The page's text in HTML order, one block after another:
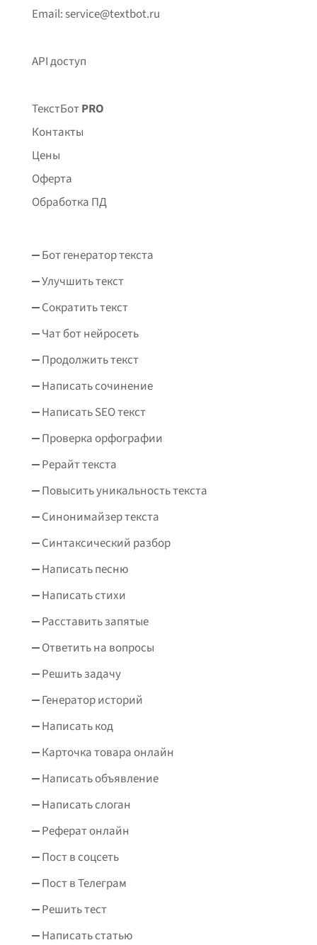
Email: service@textbot.ru
API доступ
ТекстБотPRO
Контакты
Цены
Оферта
Обработка ПД
Бот генератор текста
Улучшить текст
Сократить текст
Чат бот нейросеть
Продолжить текст
Написать сочинение
Написать SEO текст
Проверка орфографии
Рерайт текста
Повысить уникальность текста
Синонимайзер текста
Синтаксический разбор
Написать песню
Написать стихи
Расставить запятые
Ответить на вопросы
Решить задачу
Генератор историй
Написать код
Карточка товара онлайн
Написать объявление
Написать слоган
Реферат онлайн
Пост в соцсеть
Пост в Телеграм
Решить тест
Написать статью